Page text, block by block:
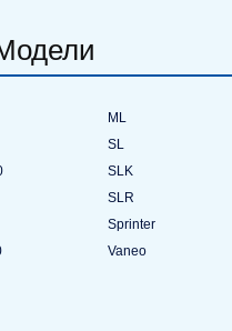
ML
SL
SLK
SLR
Sprinter
Vaneo